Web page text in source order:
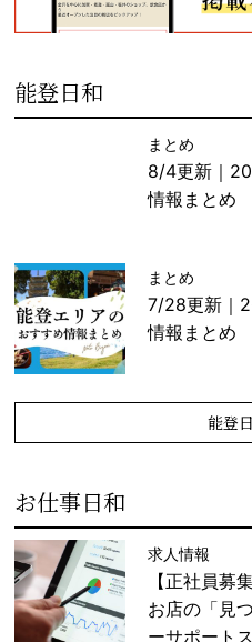
能登日和
まとめ
8/4更新｜
情報まとめ
まとめ
7/28更新｜
情報まとめ
能登
お仕事日和
求人情報
【正社員募
お店の「見
ーサポート